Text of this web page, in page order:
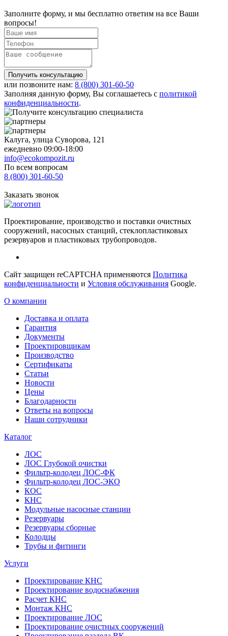
Заполните форму, и мы бесплатно ответим на все Ваши
вопросы!
Получить консультацию
или позвоните нам: 8 (800) 301-60-50
Заполняя данную форму, Вы соглашаетесь с политикой
конфиденциальности.
Калуга, улица Суворова, 121
ежедневно 09:00-18:00
info@ecokompozit.ru
По всем вопросам
8 (800) 301-60-50
Заказать звонок
Проектирование, производство и поставки очистных
сооружений, насосных станций, стеклопластиковых
резервуаров и пластиковых трубопроводов.
Сайт защищен reCAPTCHA применяются Политика
конфиденциальности и Условия обслуживания Google.
О компании
Доставка и оплата
Гарантия
Документы
Проектировщикам
Производство
Сертификаты
Статьи
Новости
Цены
Благодарности
Ответы на вопросы
Наши сотрудники
Каталог
ЛОС
ЛОС Глубокой очистки
Фильтр-колодец ЛОС-ФК
Фильтр-колодец ЛОС-ЭКО
КОС
КНС
Модульные насосные станции
Резервуары
Резервуары сборные
Колодцы
Трубы и фитинги
Услуги
Проектирование КНС
Проектирование водоснабжения
Расчет КНС
Монтаж КНС
Проектирование ЛОС
Проектирование очистных сооружений